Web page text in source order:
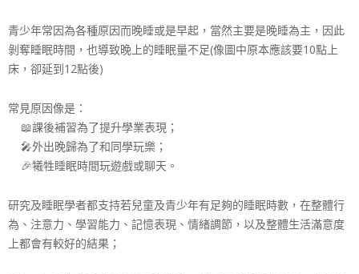
青少年常因為各種原因而晚睡或是早起，當然主要是晚睡為主，因此
剝奪睡眠時間，也導致晚上的睡眠量不足(像圖中原本應該要10點上
床，卻延到12點後)
常見原因像是：
📖課後補習為了提升學業表現；
🎤外出晚歸為了和同學玩樂；
🎉犧牲睡眠時間玩遊戲或聊天。
研究及睡眠學者都支持若兒童及青少年有足夠的睡眠時數， 在整體行
為、注意力、學習能力、記憶表現、情緒調節，以及整體生活滿意度
上都會有較好的結果；